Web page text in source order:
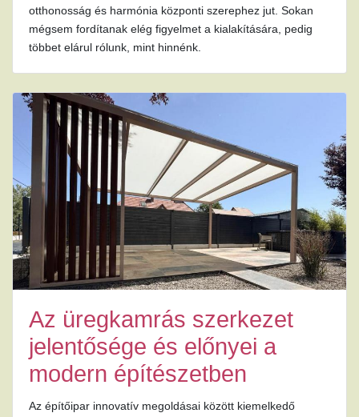
otthonosság és harmónia központi szerephez jut. Sokan
mégsem fordítanak elég figyelmet a kialakítására, pedig
többet elárul rólunk, mint hinnénk.
Az üregkamrás szerkezet
jelentősége és előnyei a
modern építészetben
Az építőipar innovatív megoldásai között kiemelkedő